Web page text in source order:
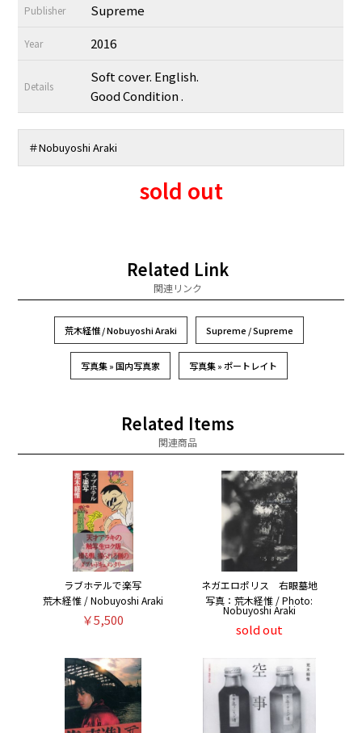
Publisher Supreme
Year 2016
Details
Soft cover. English.
Good Condition .
＃Nobuyoshi Araki
sold out
Related Link
関連リンク
荒木経惟 / Nobuyoshi Araki Supreme / Supreme
写真集 » 国内写真家 写真集 » ポートレイト
Related Items
関連商品
ラブホテルで楽写
荒木経惟 / Nobuyoshi Araki
￥5,500
ネガエロポリス 右眼墓地
写真：荒木経惟 / Photo:
Nobuyoshi Araki
sold out